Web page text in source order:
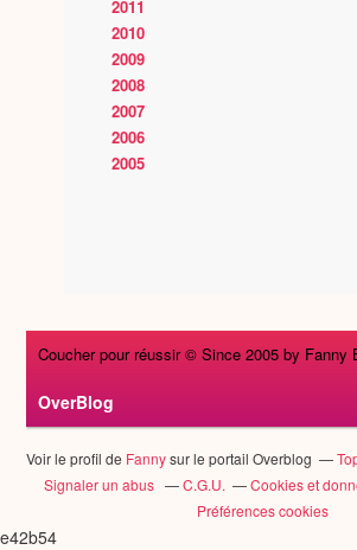
2011
2010
2009
2008
2007
2006
2005
Coucher pour réussir © Since 2005 by Fanny
OverBlog
Voir le profil de Fannysur le portail Overblog
Signaler un abus
C.G.U.
Cookies et
Préférences cookies
e42b54